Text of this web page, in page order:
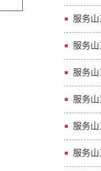
服务
服务
服务
服务
服务
服务